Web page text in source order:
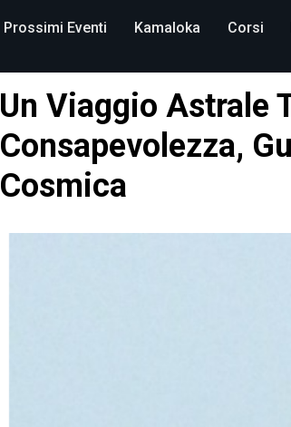
Prossimi Eventi Kamaloka Corsi
Un Viaggio Astrale
Consapevolezza,
Cosmica